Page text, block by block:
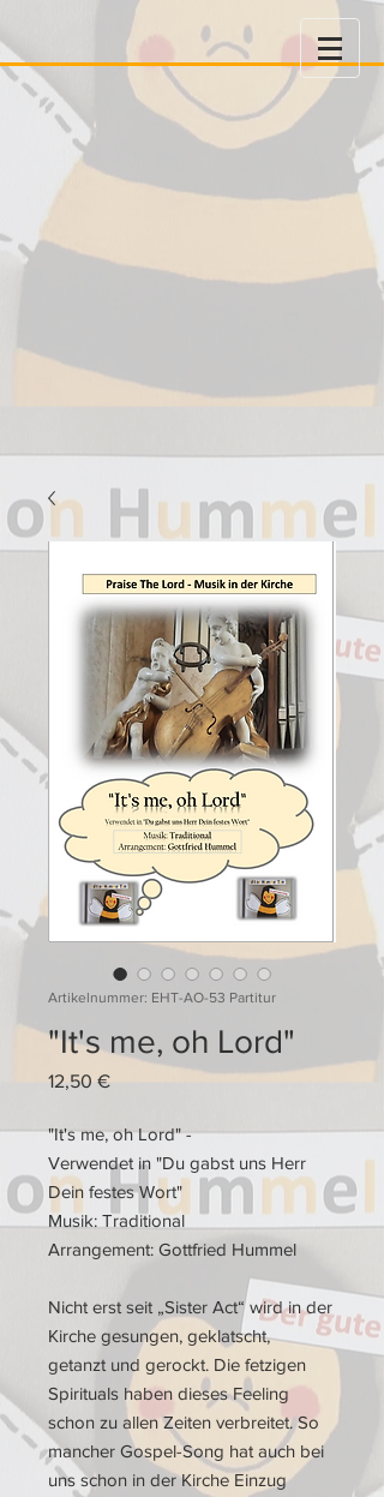
Artikelnummer: EHT-AO-53 Partitur
"It's me, oh Lord"
12,50 €Preis
"It's me, oh Lord" -
Verwendet in "Du gabst uns Herr
Dein festes Wort"
Musik: Traditional
Arrangement: Gottfried Hummel
Nicht erst seit „Sister Act“ wird in der
Kirche gesungen, geklatscht,
getanzt und gerockt. Die fetzigen
Spirituals haben dieses Feeling
schon zu allen Zeiten verbreitet. So
mancher Gospel-Song hat auch bei
uns schon in der Kirche Einzug